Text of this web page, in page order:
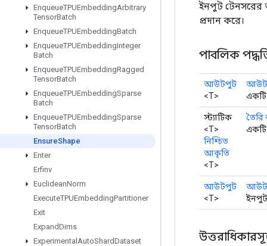
EnqueueTPUEmbeddingArbitrary
TensorBatch
EnqueueTPUEmbeddingBatch
EnqueueTPUEmbeddingInteger
Batch
EnqueueTPUEmbeddingRagged
TensorBatch
EnqueueTPUEmbeddingSparse
Batch
EnqueueTPUEmbeddingSparse
TensorBatch
EnsureShape
Enter
Erfinv
EuclideanNorm
ExecuteTPUEmbeddingPartitioner
Exit
ExpandDims
Experimental AutoShardDataset
ইনপুট টেনসরের
প্রদান করে।
পাবলিক
আউটপুট
<T>
একটি
স্ট্যাটিক
<T>
নিশ্চিত
আকৃতি
<T>
একটি
আউটপুট
<T>
ইনপুট